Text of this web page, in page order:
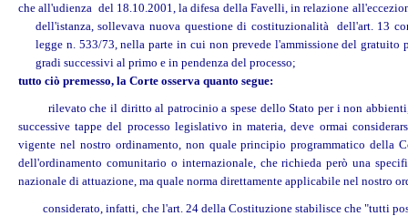
che all'udienza del 18.10.2001, la difesa della Favelli, in relazione
dell'istanza, sollevava nuova questione di costituzionalità dell'art. 13
legge n. 533/73, nella parte in cui non prevede l'ammissione del gratuito
gradi successivi al primo e in pendenza del processo;
tutto ciò premesso, la Corte osserva quanto segue:
rilevato che il diritto al patrocinio a spese dello Stato per i non abbienti,
successive tappe del processo legislativo in materia, deve ormai
vigente nel nostro ordinamento, non quale principio programmatico della
dell'ordinamento comunitario o internazionale, che richieda però una
nazionale di attuazione, ma quale norma direttamente applicabile nel nostro
considerato, infatti, che l'art. 24 della Costituzione stabilisce che "tutti